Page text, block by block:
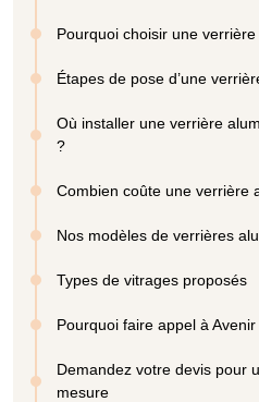
Pourquoi choisir une
Étapes de pose d’une
Où installer une verrière
?
Combien coûte une verrière
Nos modèles de verrières
Types de vitrages proposés
Pourquoi faire appel à
Demandez votre devis pour
mesure